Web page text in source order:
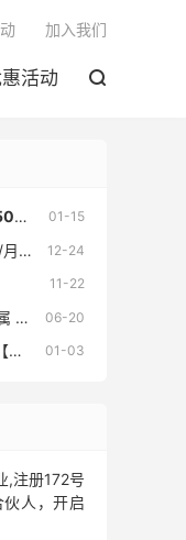
活动 
加入我们
01-15
12-24
结转
11-22
06-20
01-03
,注册172号
人，开启